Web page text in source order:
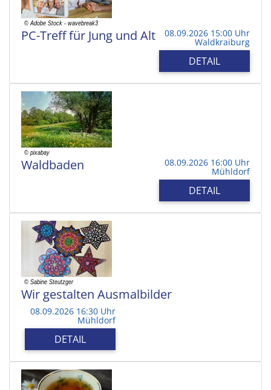
PC-Treff für Jung und Alt 08.09.2026 15:00 Uhr
Waldkraiburg
DETAIL
Waldbaden 08.09.2026 16:00 Uhr
Mühldorf
DETAIL
Wir gestalten Ausmalbilder
08.09.2026 16:30 Uhr
Mühldorf
DETAIL